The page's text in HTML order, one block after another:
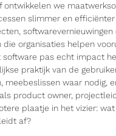
ontwikkelen we
slimmer en
softwarevernieuwingen
die organisaties helpen
software pas echt impact
praktijk van de
meebeslissen waar nodig,
product owner,
plaatje in het vizier:
af?